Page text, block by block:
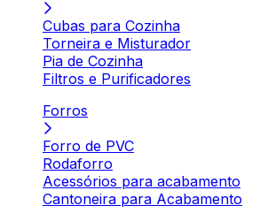
Cubas para Cozinha
Torneira e Misturador
Pia de Cozinha
Filtros e Purificadores
Forros
Forro de PVC
Rodaforro
Acessórios para acabamento
Cantoneira para Acabamento